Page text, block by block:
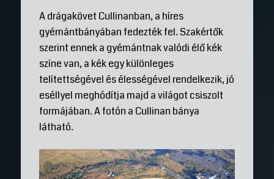
A drágakövet Cullinanban, a híres
gyémántbányában fedezték fel. Szakértők
szerint ennek a gyémántnak valódi élő kék
színe van, a kék egy különleges
telítettségével és élességével rendelkezik, jó
eséllyel meghódítja majd a világot csiszolt
formájában. A fotón a Cullinan bánya
látható.